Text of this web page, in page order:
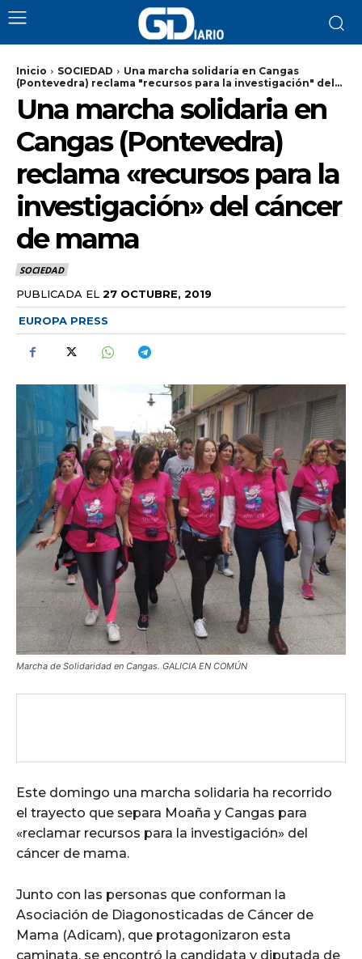
Inicio SOCIEDAD
Una marcha solidaria en Cangas
(Pontevedra) reclama "recursos para la investigación" del...
Una marcha solidaria en
Cangas (Pontevedra)
reclama «recursos para la
investigación» del cáncer
de mama
SOCIEDAD
PUBLICADA EL 27 OCTUBRE, 2019
EUROPA PRESS
Marcha de Solidaridad en Cangas. GALICIA EN COMÚN
Este domingo una marcha solidaria ha recorrido
el trayecto que separa Moaña y Cangas para
«reclamar recursos para la investigación» del
cáncer de mama.
Junto con las personas que conforman la
Asociación de Diagonosticadas de Cáncer de
Mama (Adicam), que protagonizaron esta
caminata, se encontró la candidata y diputada de